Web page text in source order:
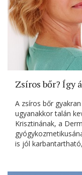
Zsíros bőr? Így
A zsíros bőr
ugyanakkor talán
Krisztinának, a
is jól